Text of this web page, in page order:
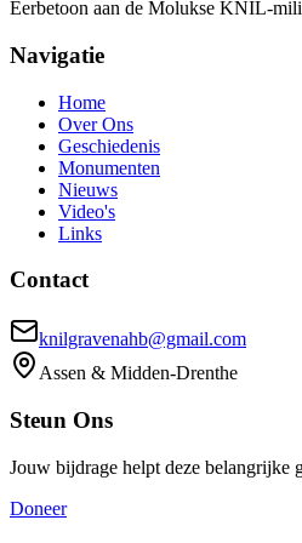
Eerbetoon aan de Molukse KNIL-
Navigatie
Home
Over Ons
Geschiedenis
Monumenten
Nieuws
Video's
Links
Contact
knilgravenahb@gmail.com
Assen & Midden-Drenthe
Steun Ons
Jouw bijdrage helpt deze belangrijke
Doneer